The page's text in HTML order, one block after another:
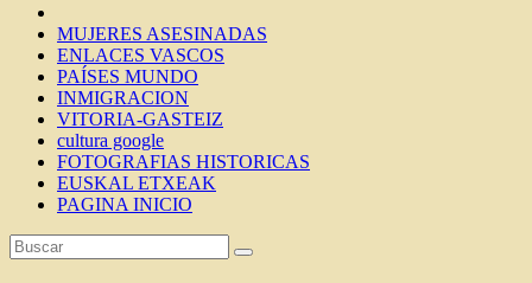
MUJERES ASESINADAS
ENLACES VASCOS
PAÍSES MUNDO
INMIGRACION
VITORIA-GASTEIZ
cultura google
FOTOGRAFIAS HISTORICAS
EUSKAL ETXEAK
PAGINA INICIO